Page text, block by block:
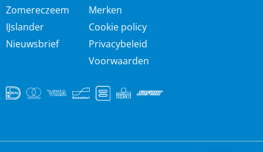
Zomereczeem
IJslander
Nieuwsbrief
Merken
Cookie policy
Privacybeleid
Voorwaarden